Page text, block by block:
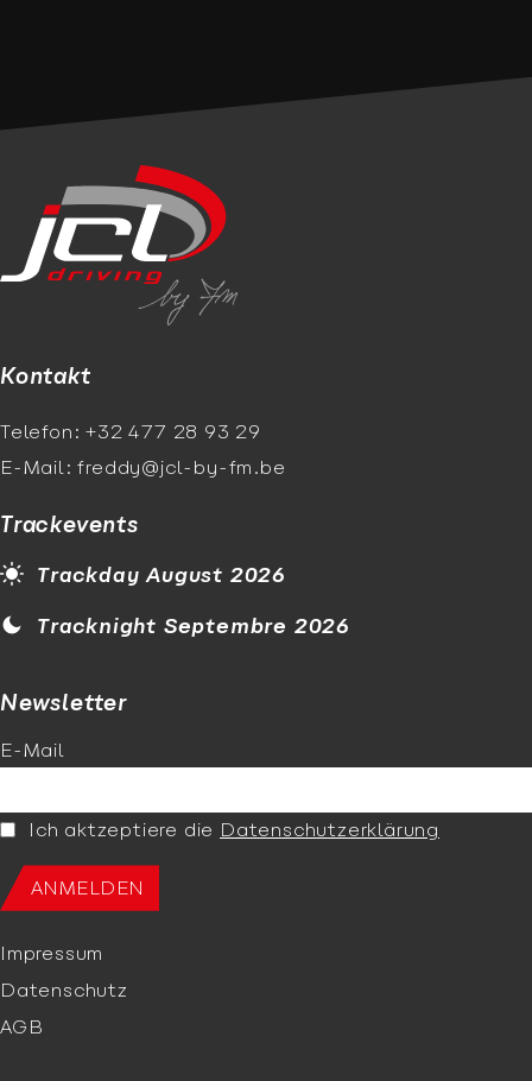
Kontakt
Telefon: +32 477 28 93 29
E-Mail: freddy@jcl-by-fm.be
Trackevents
Trackday August 2026
Tracknight Septembre 2026
Newsletter
E-Mail
Ich aktzeptiere die Datenschutzerklärung
Impressum
Datenschutz
AGB